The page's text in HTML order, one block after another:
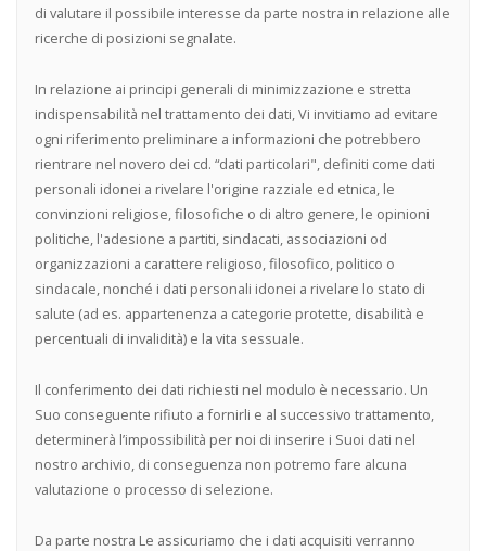
di valutare il possibile interesse da parte nostra in relazione alle
ricerche di posizioni segnalate.
In relazione ai principi generali di minimizzazione e stretta
indispensabilità nel trattamento dei dati, Vi invitiamo ad evitare
ogni riferimento preliminare a informazioni che potrebbero
rientrare nel novero dei cd. “dati particolari", definiti come dati
personali idonei a rivelare l'origine razziale ed etnica, le
convinzioni religiose, filosofiche o di altro genere, le opinioni
politiche, l'adesione a partiti, sindacati, associazioni od
organizzazioni a carattere religioso, filosofico, politico o
sindacale, nonché i dati personali idonei a rivelare lo stato di
salute (ad es. appartenenza a categorie protette, disabilità e
percentuali di invalidità) e la vita sessuale.
Il conferimento dei dati richiesti nel modulo è necessario. Un
Suo conseguente rifiuto a fornirli e al successivo trattamento,
determinerà l’impossibilità per noi di inserire i Suoi dati nel
nostro archivio, di conseguenza non potremo fare alcuna
valutazione o processo di selezione.
Da parte nostra Le assicuriamo che i dati acquisiti verranno